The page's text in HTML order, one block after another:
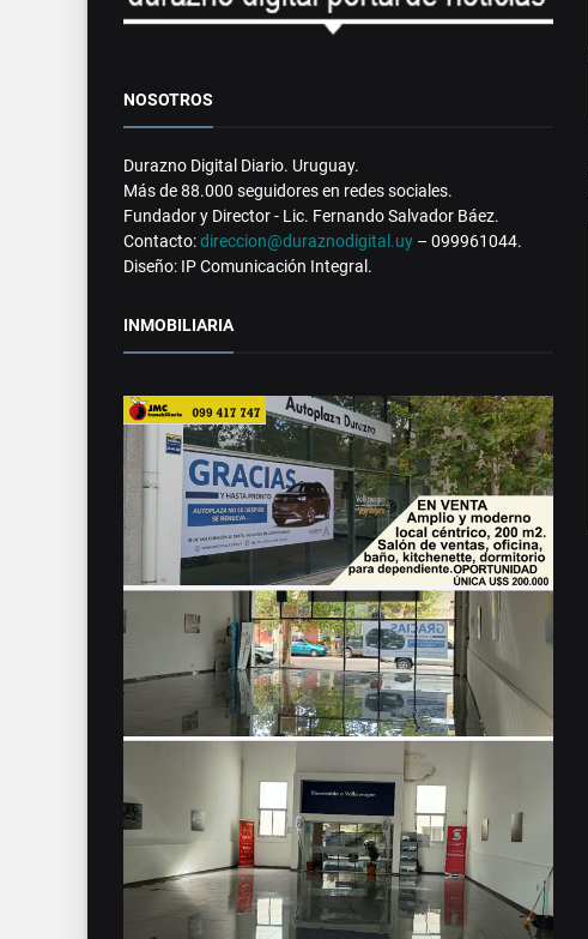
NOSOTROS
Durazno Digital Diario. Uruguay.
Más de 88.000 seguidores en redes sociales.
Fundador y Director - Lic. Fernando Salvador Báez.
Contacto:direccion@duraznodigital.uy – 099961044.
Diseño: IP Comunicación Integral.
INMOBILIARIA